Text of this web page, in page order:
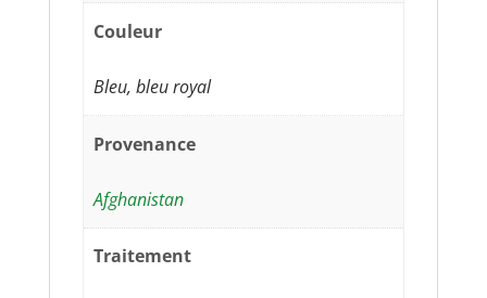
Couleur
Bleu, bleu royal
Provenance
Afghanistan
Traitement